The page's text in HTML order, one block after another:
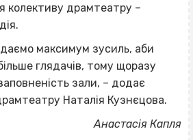
колективу драмтеатру –
максимум зусиль, аби
глядачів, тому щоразу
зали, – додає
Наталія Кузнєцова.
Анастасія Капля